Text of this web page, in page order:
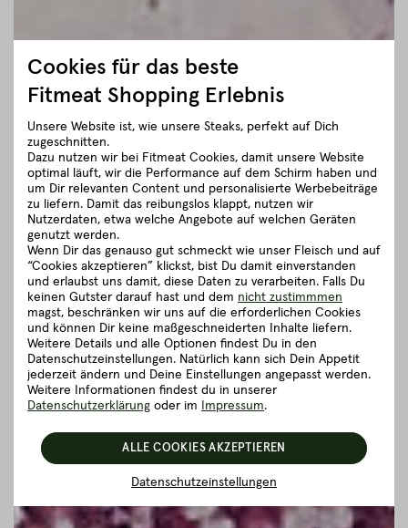
Cookies für das beste
Fitmeat Shopping Erlebnis
Unsere Website ist, wie unsere Steaks, perfekt auf Dich
zugeschnitten.
Dazu nutzen wir bei Fitmeat Cookies, damit unsere Website
optimal läuft, wir die Performance auf dem Schirm haben und
um Dir relevanten Content und personalisierte Werbebeiträge
zu liefern. Damit das reibungslos klappt, nutzen wir
Nutzerdaten, etwa welche Angebote auf welchen Geräten
genutzt werden.
Wenn Dir das genauso gut schmeckt wie unser Fleisch und auf
“Cookies akzeptieren” klickst, bist Du damit einverstanden
und erlaubst uns damit, diese Daten zu verarbeiten. Falls Du
keinen Gutster darauf hast und dem nicht zustimmmen
magst, beschränken wir uns auf die erforderlichen Cookies
und können Dir keine maßgeschneiderten Inhalte liefern.
Weitere Details und alle Optionen findest Du in den
Datenschutzeinstellungen. Natürlich kann sich Dein Appetit
jederzeit ändern und Deine Einstellungen angepasst werden.
Weitere Informationen findest du in unserer
Datenschutzerklärung oder im Impressum.
Datenschutzeinstellungen
ALLE COOKIES AKZEPTIEREN